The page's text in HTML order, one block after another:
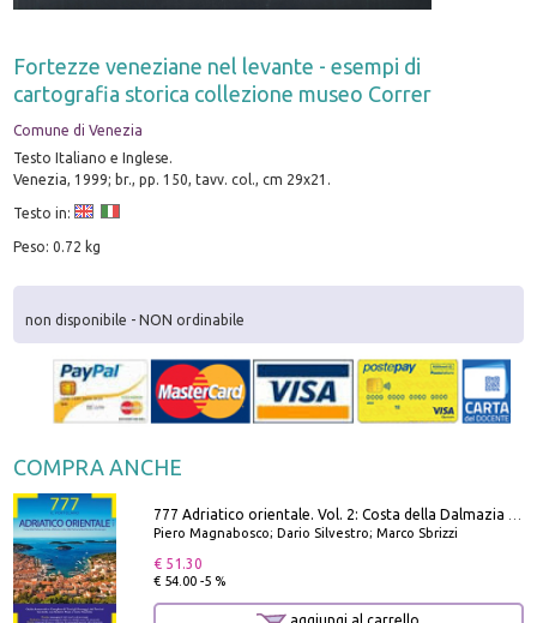
Fortezze veneziane nel levante - esempi di
cartografia storica collezione museo Correr
Comune di Venezia
Testo Italiano e Inglese.
Venezia, 1999; br., pp. 150, tavv. col., cm 29x21.
Testo in:
Peso: 0.72 kg
non disponibile - NON ordinabile
COMPRA ANCHE
Piero Magnabosco; Dario Silvestro; Marco Sbrizzi
€ 51.30
€ 54.00 -5 %
aggiungi al carrello